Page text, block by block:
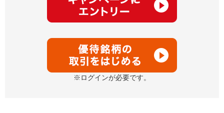
※ログインが必要です。